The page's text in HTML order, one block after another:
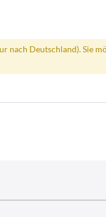
nach Deutschland). Sie